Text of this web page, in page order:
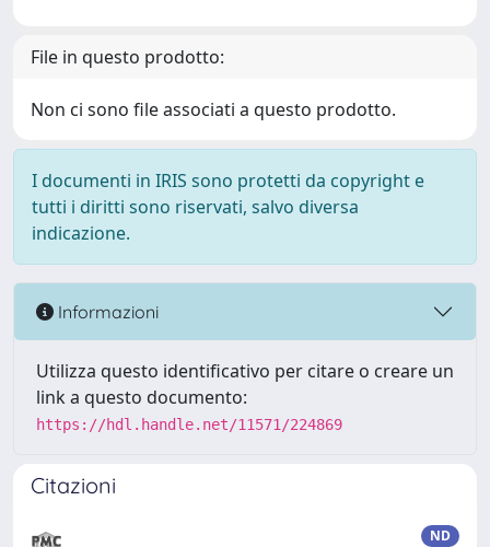
File in questo prodotto:
Non ci sono file associati a questo prodotto.
I documenti in IRIS sono protetti da copyright e
tutti i diritti sono riservati, salvo diversa
indicazione.
Informazioni
Utilizza questo identificativo per citare o creare un
link a questo documento:
https://hdl.handle.net/11571/224869
Citazioni
ND